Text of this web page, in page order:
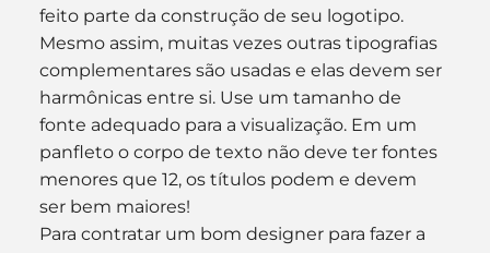
feito parte da construção de seu logotipo.
Mesmo assim, muitas vezes outras tipografias
complementares são usadas e elas devem ser
harmônicas entre si. Use um tamanho de
fonte adequado para a visualização. Em um
panfleto o corpo de texto não deve ter fontes
menores que 12, os títulos podem e devem
ser bem maiores!
Para contratar um bom designer para fazer a